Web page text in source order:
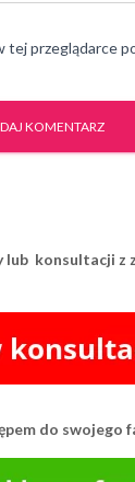
tej przeglądarce
lub konsultacji z
do swojego